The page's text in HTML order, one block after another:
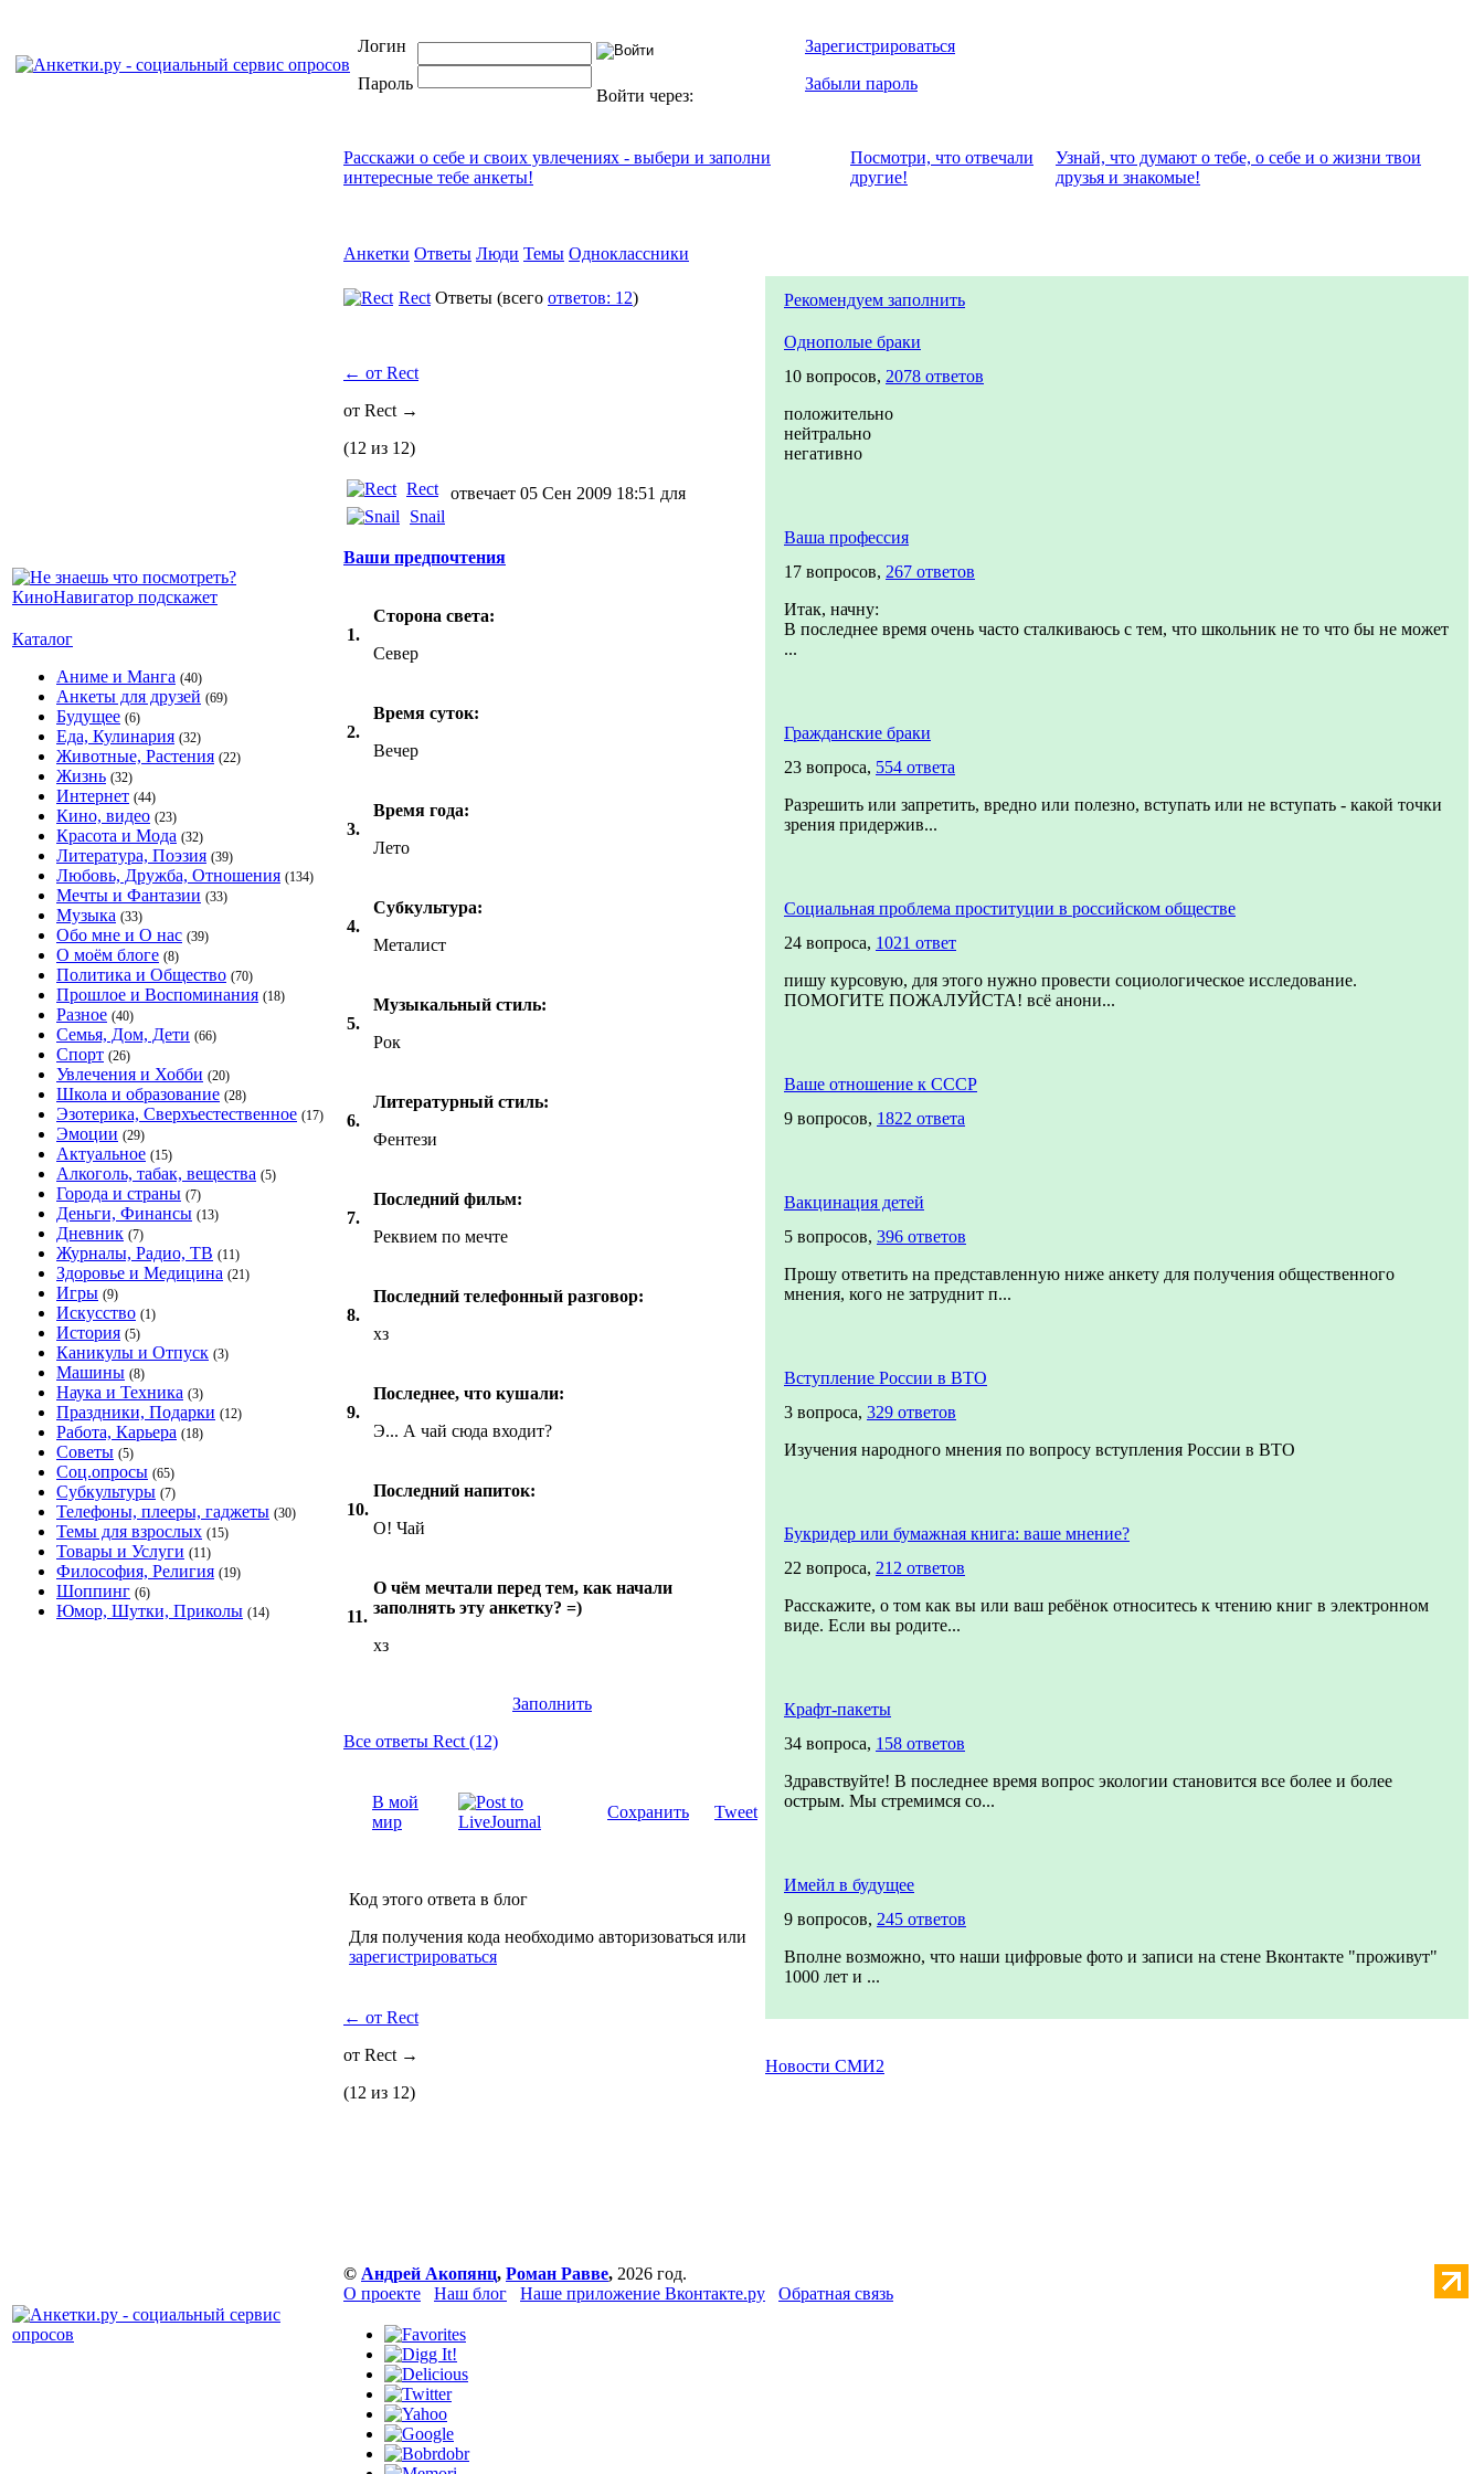
Логин
Пароль
Войти через:
Зарегистрироваться
Забыли пароль
Каталог
Аниме и Манга (40)
Анкеты для друзей (69)
Будущее (6)
Еда, Кулинария (32)
Животные, Растения (22)
Жизнь (32)
Интернет (44)
Кино, видео (23)
Красота и Мода (32)
Литература, Поэзия (39)
Любовь, Дружба, Отношения (134)
Мечты и Фантазии (33)
Музыка (33)
Обо мне и О нас (39)
О моём блоге (8)
Политика и Общество (70)
Прошлое и Воспоминания (18)
Разное (40)
Семья, Дом, Дети (66)
Спорт (26)
Увлечения и Хобби (20)
Школа и образование (28)
Эзотерика, Сверхъестественное (17)
Эмоции (29)
Актуальное (15)
Алкоголь, табак, вещества (5)
Города и страны (7)
Деньги, Финансы (13)
Дневник (7)
Журналы, Радио, ТВ (11)
Здоровье и Медицина (21)
Игры (9)
Искусство (1)
История (5)
Каникулы и Отпуск (3)
Машины (8)
Наука и Техника (3)
Праздники, Подарки (12)
Работа, Карьера (18)
Советы (5)
Соц.опросы (65)
Субкультуры (7)
Телефоны, плееры, гаджеты (30)
Темы для взрослых (15)
Товары и Услуги (11)
Философия, Религия (19)
Шоппинг (6)
Юмор, Шутки, Приколы (14)
Расскажи о себе и своих увлечениях - выбери и заполни
интересные тебе анкеты!
Посмотри, что отвeчали
другие!
Узнай, что думают о тебе, о себе и о жизни твои
друзья и знакомые!
Анкетки Ответы Люди Темы Одноклассники
Rect Ответы (всего ответов: 12)
← от Rect
от Rect →
(12 из 12)
Rect
отвечает 05 Сен 2009 18:51 для
Snail
Ваши предпочтения
1.
Сторона света:
Север
2.
Время суток:
Вечер
3.
Время года:
Лето
4.
Субкультура:
Металист
5.
Музыкальный стиль:
Рок
6.
Литературный стиль:
Фентези
7.
Последний фильм:
Реквием по мечте
8.
Последний телефонный разговор:
хз
9.
Последнее, что кушали:
Э... А чай сюда входит?
10.
Последний напиток:
О! Чай
11.
О чём мечтали перед тем, как начали
заполнять эту анкетку? =)
хз
Заполнить
Все ответы Rect (12)
В мой
мир
Сохранить Tweet
Код этого ответа в блог
Для получения кода необходимо авторизоваться или
зарегистрироваться
← от Rect
от Rect →
(12 из 12)
Рекомендуем заполнить
Однополые браки
10 вопросов, 2078 ответов
положительно
нейтрально
негативно
Ваша профессия
17 вопросов, 267 ответов
Итак, начну:
В последнее время очень часто сталкиваюсь с тем, что школьник не то что бы не может
...
Гражданские браки
23 вопроса, 554 ответа
Разрешить или запретить, вредно или полезно, вступать или не вступать - какой точки
зрения придержив...
Социальная проблема проституции в российском обществе
24 вопроса, 1021 ответ
пишу курсовую, для этого нужно провести социологическое исследование.
ПОМОГИТЕ ПОЖАЛУЙСТА! всё анони...
Ваше отношение к СССР
9 вопросов, 1822 ответа
Вакцинация детей
5 вопросов, 396 ответов
Прошу ответить на представленную ниже анкету для получения общественного
мнения, кого не затруднит п...
Вступление России в ВТО
3 вопроса, 329 ответов
Изучения народного мнения по вопросу вступления России в ВТО
Букридер или бумажная книга: ваше мнение?
22 вопроса, 212 ответов
Расскажите, о том как вы или ваш ребёнок относитесь к чтению книг в электронном
виде. Если вы родите...
Крафт-пакеты
34 вопроса, 158 ответов
Здравствуйте! В последнее время вопрос экологии становится все более и более
острым. Мы стремимся со...
Имейл в будущее
9 вопросов, 245 ответов
Вполне возможно, что наши цифровые фото и записи на стене Вконтакте "проживут"
1000 лет и ...
Новости СМИ2
© Андрей Акопянц, Роман Равве, 2026 год.
О проекте
Наш блог Наше приложение Вконтакте.ру Обратная связь